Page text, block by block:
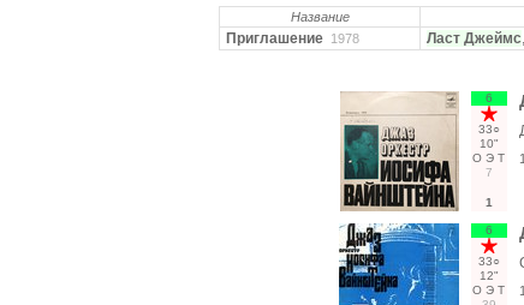
Название
Приглашение 1978 Ласт Джеймс,
6
33○
10"
О Э Т
7
1
6
33○
12"
О Э Т